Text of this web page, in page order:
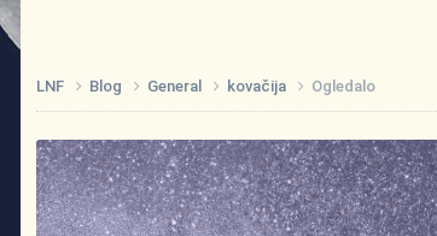
LNF Blog General kovačija Ogledalo